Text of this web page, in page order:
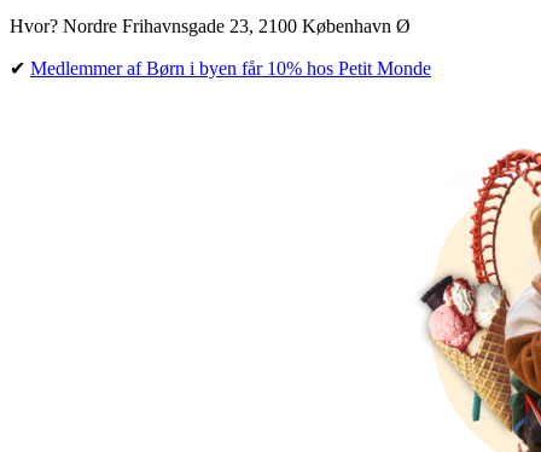
Hvor? Nordre Frihavnsgade 23, 2100 København Ø
✔︎ Medlemmer af Børn i byen får 10% hos Petit Monde